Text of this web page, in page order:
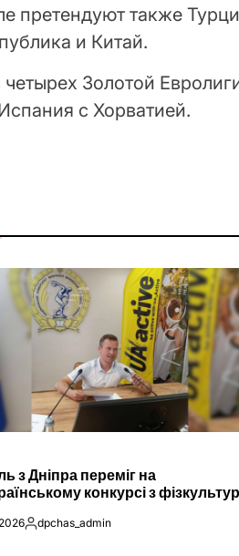
претендуют также
и Китай.
Золотой
с Хорватией.
з Дніпра переміг на
конкурсі з
Опубліковано
dpchas_admin